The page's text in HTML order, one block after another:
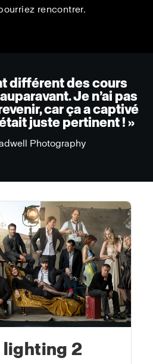
rencontrer.
différent des cours
Je n’ai pas
car ça a captivé
juste pertinent ! »
Photography
lighting 2